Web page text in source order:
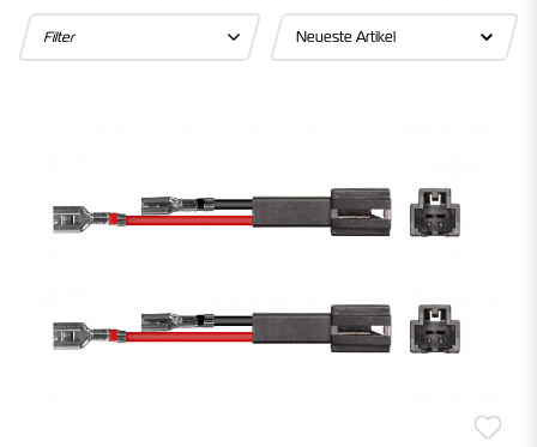
Keine Suchergebnisse gefunden.
Filter